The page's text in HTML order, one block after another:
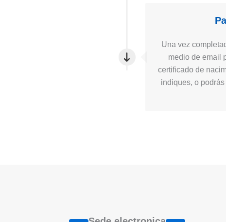
Una vez
medio de email
certificado de
indiques, o